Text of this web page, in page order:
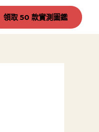
領取 50 款實測圖鑑